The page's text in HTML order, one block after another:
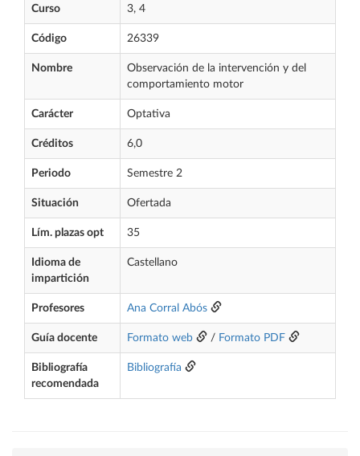
Curso 3, 4
Código 26339
Nombre
Observación de la intervención y del
comportamiento motor
Carácter Optativa
Créditos 6,0
Periodo Semestre 2
Situación Ofertada
Lím. plazas opt 35
Idioma de
impartición
Castellano
Profesores Ana Corral Abós
Guía docente Formato web / Formato PDF
Bibliografía
recomendada
Bibliografía